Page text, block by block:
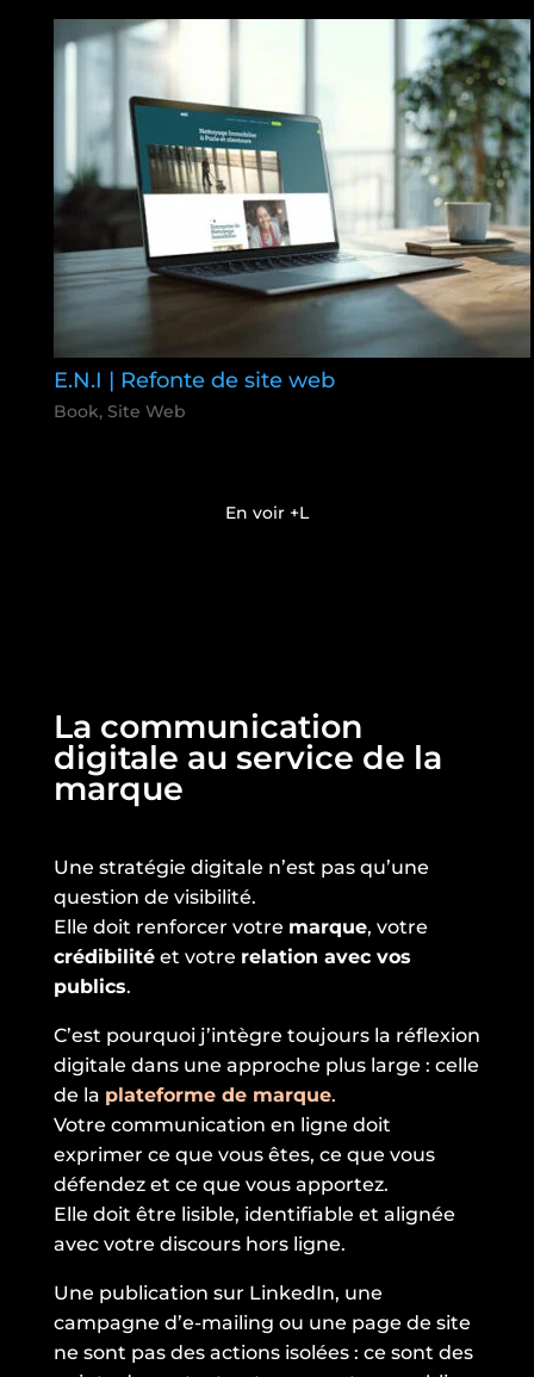
E.N.I | Refonte de site web
Book, Site Web
En voir +
La communication
digitale au service de la
marque
Une stratégie digitale n’est pas qu’une
question de visibilité.
Elle doit renforcer votre marque, votre
crédibilitéet votre relation avec vos
publics.
C’est pourquoi j’intègre toujours la réflexion
digitale dans une approche plus large : celle
de la plateforme de marque.
Votre communication en ligne doit
exprimer ce que vous êtes, ce que vous
défendez et ce que vous apportez.
Elle doit être lisible, identifiable et alignée
avec votre discours hors ligne.
Une publication sur LinkedIn, une
campagne d’e-mailing ou une page de site
ne sont pas des actions isolées : ce sont des